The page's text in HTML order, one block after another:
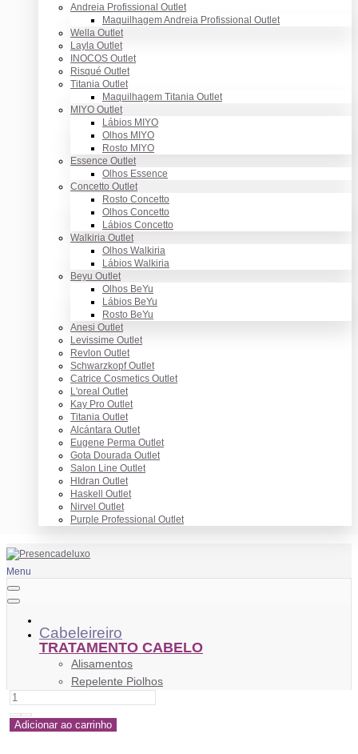
Andreia Profissional Outlet
Maquilhagem Andreia Profissional Outlet
Wella Outlet
Layla Outlet
INOCOS Outlet
Risqué Outlet
Titania Outlet
Maquilhagem Titania Outlet
MIYO Outlet
Lábios MIYO
Olhos MIYO
Rosto MIYO
Essence Outlet
Olhos Essence
Concetto Outlet
Rosto Concetto
Olhos Concetto
Lábios Concetto
Walkiria Outlet
Olhos Walkiria
Lábios Walkiria
Beyu Outlet
Olhos BeYu
Lábios BeYu
Rosto BeYu
Anesi Outlet
Levissime Outlet
Revlon Outlet
Schwarzkopf Outlet
Catrice Cosmetics Outlet
L'oreal Outlet
Kay Pro Outlet
Titania Outlet
Alcántara Outlet
Eugene Perma Outlet
Gota Dourada Outlet
Salon Line Outlet
HIdran Outlet
Haskell Outlet
Nirvel Outlet
Purple Professional Outlet
Menu
Cabeleireiro
TRATAMENTO CABELO
Alisamentos
Repelente Piolhos
Tratamento Anticaspa
Anti Frizz
Adicionar ao carrinho